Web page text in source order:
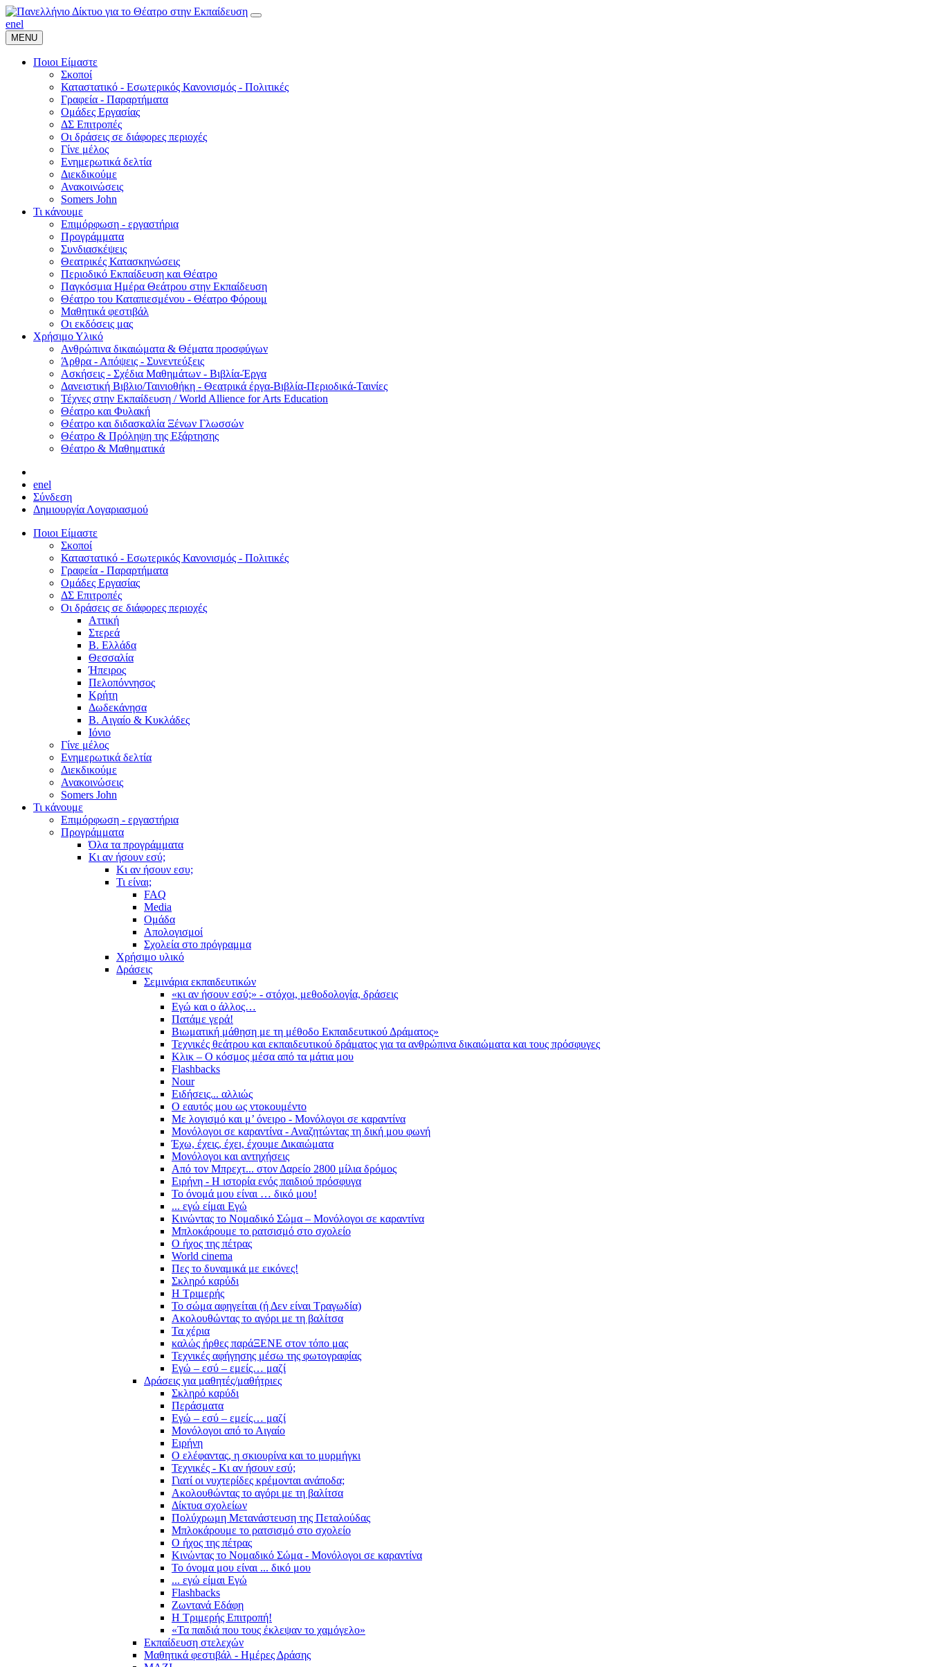
enel
MENU
Ποιοι Είμαστε
Σκοποί
Καταστατικό - Εσωτερικός Κανονισμός - Πολιτικές
Γραφεία - Παραρτήματα
Ομάδες Εργασίας
ΔΣ Επιτροπές
Οι δράσεις σε διάφορες περιοχές
Γίνε μέλος
Ενημερωτικά δελτία
Διεκδικούμε
Ανακοινώσεις
Somers John
Τι κάνουμε
Επιμόρφωση - εργαστήρια
Προγράμματα
Συνδιασκέψεις
Θεατρικές Κατασκηνώσεις
Περιοδικό Εκπαίδευση και Θέατρο
Παγκόσμια Ημέρα Θεάτρου στην Εκπαίδευση
Θέατρο του Καταπιεσμένου - Θέατρο Φόρουμ
Μαθητικά φεστιβάλ
Οι εκδόσεις μας
Χρήσιμο Υλικό
Ανθρώπινα δικαιώματα & Θέματα προσφύγων
Άρθρα - Απόψεις - Συνεντεύξεις
Ασκήσεις - Σχέδια Μαθημάτων - Βιβλία-Έργα
Δανειστική Βιβλιο/Ταινιοθήκη - Θεατρικά έργα-Βιβλία-Περιοδικά-Ταινίες
Τέχνες στην Εκπαίδευση / World Allience for Arts Education
Θέατρο και Φυλακή
Θέατρο και διδασκαλία Ξένων Γλωσσών
Θέατρο & Πρόληψη της Εξάρτησης
Θέατρο & Μαθηματικά
enel
Σύνδεση
Δημιουργία Λογαριασμού
Ποιοι Είμαστε
Σκοποί
Καταστατικό - Εσωτερικός Κανονισμός - Πολιτικές
Γραφεία - Παραρτήματα
Ομάδες Εργασίας
ΔΣ Επιτροπές
Οι δράσεις σε διάφορες περιοχές
Αττική
Στερεά
Β. Ελλάδα
Θεσσαλία
Ήπειρος
Πελοπόννησος
Κρήτη
Δωδεκάνησα
Β. Αιγαίο & Κυκλάδες
Ιόνιο
Γίνε μέλος
Ενημερωτικά δελτία
Διεκδικούμε
Ανακοινώσεις
Somers John
Τι κάνουμε
Επιμόρφωση - εργαστήρια
Προγράμματα
Όλα τα προγράμματα
Κι αν ήσουν εσύ;
Κι αν ήσουν εσυ;
Τι είναι;
FAQ
Media
Ομάδα
Απολογισμοί
Σχολεία στο πρόγραμμα
Χρήσιμο υλικό
Δράσεις
Σεμινάρια εκπαιδευτικών
«κι αν ήσουν εσύ;» - στόχοι, μεθοδολογία, δράσεις
Εγώ και ο άλλος…
Πατάμε γερά!
Βιωματική μάθηση με τη μέθοδο Εκπαιδευτικού Δράματος»
Τεχνικές θεάτρου και εκπαιδευτικού δράματος για τα ανθρώπινα δικαιώματα και τους πρόσφυγες
Κλικ – Ο κόσμος μέσα από τα μάτια μου
Flashbacks
Nour
Ειδήσεις... αλλιώς
Ο εαυτός μου ως ντοκουμέντο
Με λογισμό και μ’ όνειρο - Μονόλογοι σε καραντίνα
Μονόλογοι σε καραντίνα - Αναζητώντας τη δική μου φωνή
Έχω, έχεις, έχει, έχουμε Δικαιώματα
Μονόλογοι και αντηχήσεις
Από τον Μπρεχτ... στον Δαρείο 2800 μίλια δρόμος
Ειρήνη - Η ιστορία ενός παιδιού πρόσφυγα
Το όνομά μου είναι … δικό μου!
... εγώ είμαι Εγώ
Κινώντας το Νομαδικό Σώμα – Μονόλογοι σε καραντίνα
Μπλοκάρουμε το ρατσισμό στο σχολείο
Ο ήχος της πέτρας
World cinema
Πες το δυναμικά με εικόνες!
Σκληρό καρύδι
Η Τριμερής
Το σώμα αφηγείται (ή Δεν είναι Τραγωδία)
Ακολουθώντας το αγόρι με τη βαλίτσα
Τα χέρια
καλώς ήρθες παράΞΕΝΕ στον τόπο μας
Τεχνικές αφήγησης μέσω της φωτογραφίας
Εγώ – εσύ – εμείς… μαζί
Δράσεις για μαθητές/μαθήτριες
Σκληρό καρύδι
Περάσματα
Εγώ – εσύ – εμείς… μαζί
Μονόλογοι από το Αιγαίο
Ειρήνη
Ο ελέφαντας, η σκιουρίνα και το μυρμήγκι
Τεχνικές - Κι αν ήσουν εσύ;
Γιατί οι νυχτερίδες κρέμονται ανάποδα;
Ακολουθώντας το αγόρι με τη βαλίτσα
Δίκτυα σχολείων
Πολύχρωμη Μετανάστευση της Πεταλούδας
Μπλοκάρουμε το ρατσισμό στο σχολείο
Ο ήχος της πέτρας
Κινώντας το Νομαδικό Σώμα - Μονόλογοι σε καραντίνα
Το όνομα μου είναι ... δικό μου
... εγώ είμαι Εγώ
Flashbacks
Ζωντανά Εδάφη
Η Τριμερής Επιτροπή!
«Τα παιδιά που τους έκλεψαν το χαμόγελο»
Εκπαίδευση στελεχών
Μαθητικά φεστιβάλ - Ημέρες Δράσης